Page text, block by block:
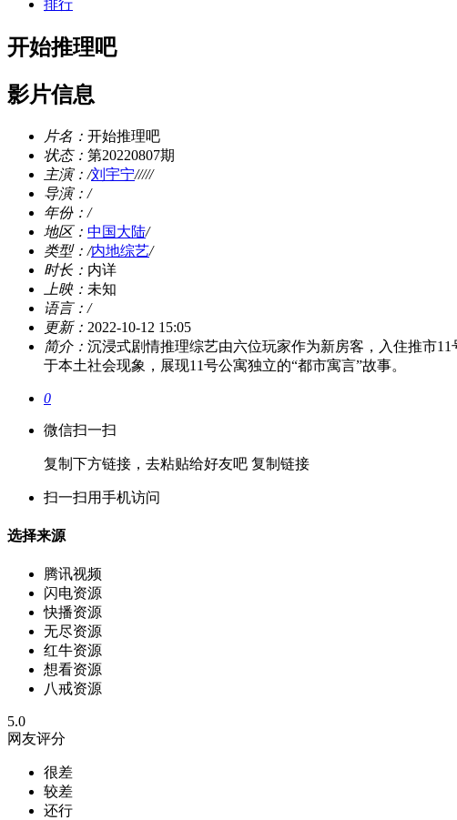
排行
开始推理吧
影片信息
片名： 开始推理吧
状态： 第20220807期
主演： /刘宇宁/////
导演： /
年份： /
地区： 中国大陆/
类型： /内地综艺/
时长： 内详
上映： 未知
语言： /
更新： 2022-10-12 15:05
简介： 沉浸式剧情推理综艺由六位玩家作为新房客，入住推市
于本土社会现象，展现11号公寓独立的“都市寓言”故事。
0
微信扫一扫
复制下方链接，去粘贴给好友吧 复制链接
扫一扫用手机访问
选择来源
腾讯视频
闪电资源
快播资源
无尽资源
红牛资源
想看资源
八戒资源
5.0
网友评分
很差
较差
还行